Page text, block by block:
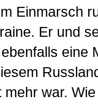
Einmarsch
Er und
eine
war.